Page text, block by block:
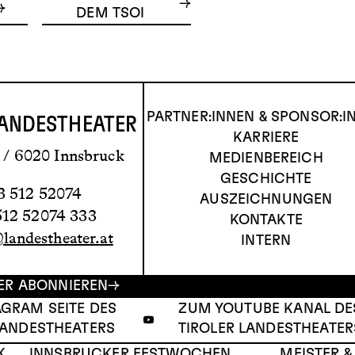
DEM TSOI
6020 Innsbruck
512 52074
52074 333
PARTNER:INNEN &
KARRIERE
MEDIENBEREICH
GESCHICHTE
AUSZEICHNUNGEN
KONTAKTE
INTERN
ABONNIEREN
SEITE DES
ZUM YOUTUBE KANAL
TIROLER